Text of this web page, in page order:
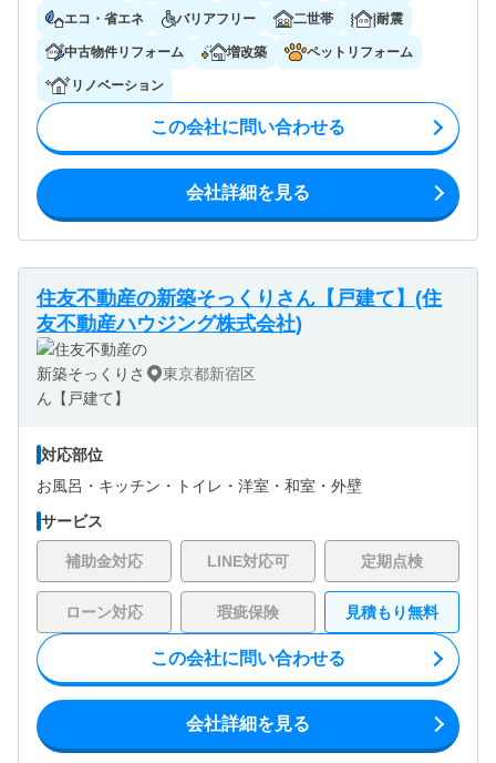
エコ・省エネ バリアフリー 二世帯 耐震
中古物件リフォーム 増改築 ペットリフォーム
リノベーション
この会社に問い合わせる
会社詳細を見る
住友不動産の新築そっくりさん【戸建て】(住
友不動産ハウジング株式会社)
東京都新宿区
対応部位
お風呂・ キッチン・ トイレ・ 洋室・ 和室・ 外壁
サービス
補助金対応 LINE対応可 定期点検
ローン対応 瑕疵保険 見積もり無料
この会社に問い合わせる
会社詳細を見る